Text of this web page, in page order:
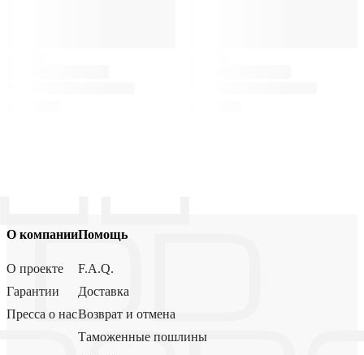
О компании
О проекте
Гарантии
Пресса о нас
Помощь
F.A.Q.
Доставка
Возврат и отмена
Таможенные пошлины